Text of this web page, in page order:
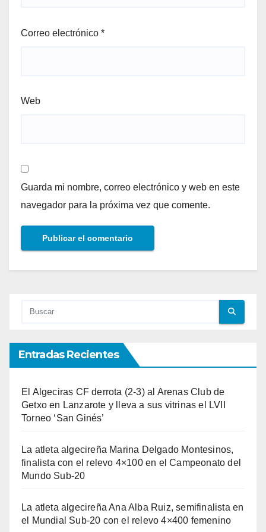
Correo electrónico *
Web
Guarda mi nombre, correo electrónico y web en este
navegador para la próxima vez que comente.
Entradas Recientes
El Algeciras CF derrota (2-3) al Arenas Club de
Getxo en Lanzarote y lleva a sus vitrinas el LVII
Torneo ‘San Ginés’
La atleta algecireña Marina Delgado Montesinos,
finalista con el relevo 4×100 en el Campeonato del
Mundo Sub-20
La atleta algecireña Ana Alba Ruiz, semifinalista en
el Mundial Sub-20 con el relevo 4×400 femenino